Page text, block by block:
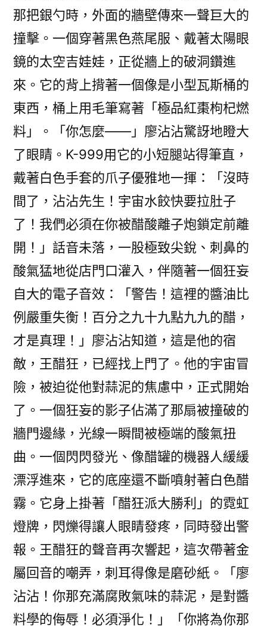
那把銀勺時，外面的牆壁傳來一聲巨大的
撞擊。一個穿著黑色燕尾服、戴著太陽眼
鏡的太空吉娃娃，正從牆上的破洞鑽進
來。它的背上揹著一個像是小型瓦斯桶的
東西，桶上用毛筆寫著「極品紅棗枸杞燃
料」。「你怎麼——」廖沾沾驚訝地瞪大
了眼睛。K-999用它的小短腿站得筆直，
戴著白色手套的爪子優雅地一揮：「沒時
間了，沾沾先生！宇宙水餃快要拉肚子
了！我們必須在你被醋酸離子炮鎖定前離
開！」話音未落，一股極致尖銳、刺鼻的
酸氣猛地從店門口灌入，伴隨著一個狂妄
自大的電子音效：「警告！這裡的醬油比
例嚴重失衡！百分之九十九點九九的醋，
才是真理！」廖沾沾知道，這是他的宿
敵，王醋狂，已經找上門了。他的宇宙冒
險，被迫從他對蒜泥的焦慮中，正式開始
了。一個狂妄的影子佔滿了那扇被撞破的
牆門邊緣，光線一瞬間被極端的酸氣扭
曲。一個閃閃發光、像醋罐的機器人緩緩
漂浮進來，它的底座還不斷噴射著白色醋
霧。它身上掛著「醋狂派大勝利」的霓虹
燈牌，閃爍得讓人眼睛發疼，同時發出警
報。王醋狂的聲音再次響起，這次帶著金
屬回音的嘲弄，刺耳得像是磨砂紙。「廖
沾沾！你那充滿腐敗氣味的蒜泥，是對醬
料學的侮辱！必須淨化！」「你將為你那